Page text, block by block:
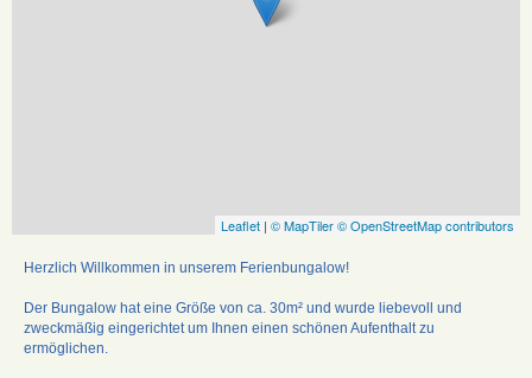
Leaflet | © MapTiler© OpenStreetMap contributors
Herzlich Willkommen in unserem Ferienbungalow!
Der Bungalow hat eine Größe von ca. 30m² und wurde liebevoll und
zweckmäßig eingerichtet um Ihnen einen schönen Aufenthalt zu
ermöglichen.